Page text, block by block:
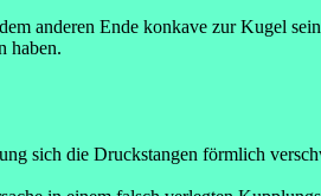
anderen Ende konkave zur Kugel
haben.
sich die Druckstangen förmlich